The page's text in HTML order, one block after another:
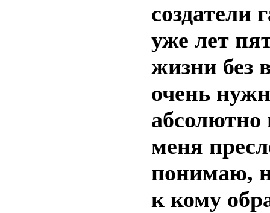
уже лет
жизни без
очень
абсолютно
меня
понимаю,
к кому